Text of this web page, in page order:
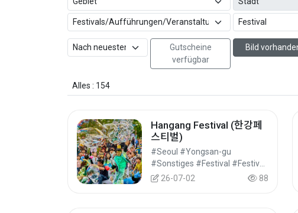
Gutscheine
verfügbar
Bild
Alles : 154
Hangang Festival (한강페
스티벌)
#Seoul #Yongsan-gu
26-07-02
88